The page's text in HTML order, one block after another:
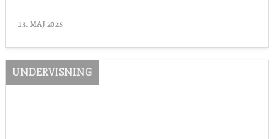
15. MAJ 2025
UNDERVISNING